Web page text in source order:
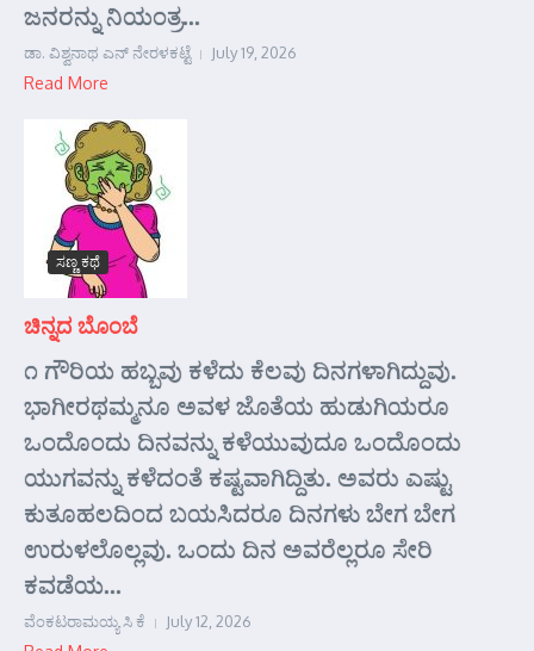
ಜನರನ್ನು ನಿಯಂತ್ರ...
ಡಾ. ವಿಶ್ವನಾಥ ಎನ್ ನೇರಳಕಟ್ಟೆ July 19, 2026
Read More
ಸಣ್ಣ ಕಥೆ
ಚಿನ್ನದ ಬೊಂಬೆ
೧ ಗೌರಿಯ ಹಬ್ಬವು ಕಳೆದು ಕೆಲವು ದಿನಗಳಾಗಿದ್ದುವು.
ಭಾಗೀರಥಮ್ಮನೂ ಅವಳ ಜೊತೆಯ ಹುಡುಗಿಯರೂ
ಒಂದೊಂದು ದಿನವನ್ನು ಕಳೆಯುವುದೂ ಒಂದೊಂದು
ಯುಗವನ್ನು ಕಳೆದಂತೆ ಕಷ್ಟವಾಗಿದ್ದಿತು. ಅವರು ಎಷ್ಟು
ಕುತೂಹಲದಿಂದ ಬಯಸಿದರೂ ದಿನಗಳು ಬೇಗ ಬೇಗ
ಉರುಳಲೊಲ್ಲವು. ಒಂದು ದಿನ ಅವರೆಲ್ಲರೂ ಸೇರಿ
ಕವಡೆಯ...
ವೆಂಕಟರಾಮಯ್ಯ ಸಿ ಕೆ July 12, 2026